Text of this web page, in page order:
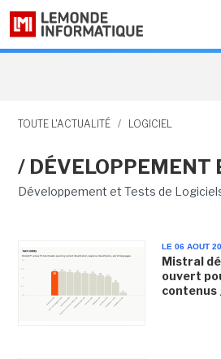
TOUTE L'ACTUALITÉ / LOGICIEL
/ DÉVELOPPEMENT
Développement et Tests de
LE 06 AOUT
Mistral
ouvert
contenus